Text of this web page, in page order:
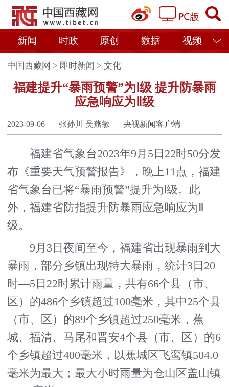
新闻 时政 原创 数据 视频
中国西藏网 > 即时新闻 >文化
福建提升“暴雨预警”为Ⅰ级 提升防暴雨
应急响应为Ⅱ级
2023-09-06 张孙川 吴燕敏 央视新闻客户端
福建省气象台2023年9月5日22时50分发
布《重要天气预警报告》，晚上11点，福建
省气象台已将“暴雨预警”提升为Ⅰ级。此
外，福建省防指提升防暴雨应急响应为Ⅱ
级。
9月3日夜间至今，福建省出现暴雨到大
暴雨，部分乡镇出现特大暴雨，统计3日20
时—5日22时累计雨量，共有66个县（市、
区）的486个乡镇超过100毫米，其中25个县
（市、区）的89个乡镇超过250毫米，蕉
城、福清、马尾和晋安4个县（市、区）的6
个乡镇超过400毫米，以蕉城区飞鸾镇504.0
毫米为最大；最大小时雨量为仓山区盖山镇